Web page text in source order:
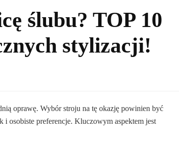
ślubu? TOP 10
stylizacji!
oprawę. Wybór stroju na tę okazję powinien być
i osobiste preferencje. Kluczowym aspektem jest